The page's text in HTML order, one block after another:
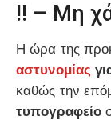
!! – Μη
Η ώρα της
αστυνομίας
καθώς την
τυπογραφείο